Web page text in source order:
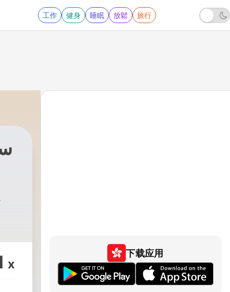
工作 健身 睡眠 放鬆 旅行
x
下载应用